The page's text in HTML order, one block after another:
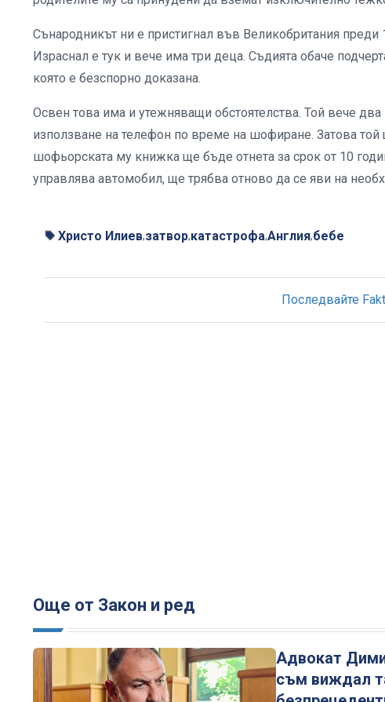
Сънародникът ни е пристигнал във Великобритания
Израснал е тук и вече има три деца. Съдията обаче
която е безспорно доказана.
Освен това има и утежняващи обстоятелства. Той вече
използване на телефон по време на шофиране. Затова
шофьорската му книжка ще бъде отнета за срок от 10
управлява автомобил, ще трябва отново да се яви на
Христо Илиев,затвор,катастрофа,Англия,бебе
Последвайте
Още от Закон и ред
Адвокат
съм виждал